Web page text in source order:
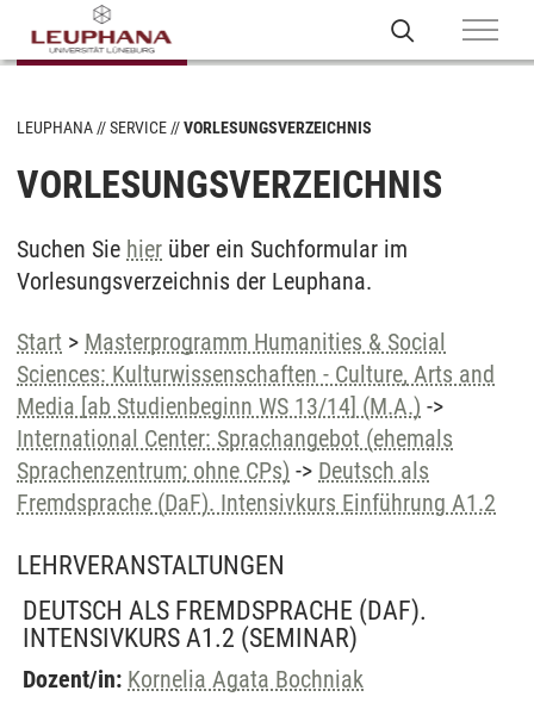
LEUPHANA SERVICE VORLESUNGSVERZEICHNIS
VORLESUNGSVERZEICHNIS
Suchen Sie hier über ein Suchformular im
Vorlesungsverzeichnis der Leuphana.
Start > Masterprogramm Humanities & Social
Sciences: Kulturwissenschaften - Culture, Arts and
Media [ab Studienbeginn WS 13/14] (M.A.) ->
International Center: Sprachangebot (ehemals
Sprachenzentrum; ohne CPs) -> Deutsch als
Fremdsprache (DaF). Intensivkurs Einführung A1.2
LEHRVERANSTALTUNGEN
DEUTSCH ALS FREMDSPRACHE (DAF).
INTENSIVKURS A1.2 (SEMINAR)
Dozent/in: Kornelia Agata Bochniak